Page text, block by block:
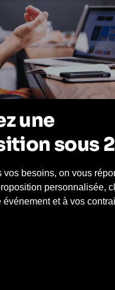
une
sous
vos besoins, on vous
personnalisée,
événement et à vos